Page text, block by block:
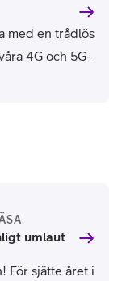
med en trådlös
4G och 5G-
umlaut
För sjätte året i